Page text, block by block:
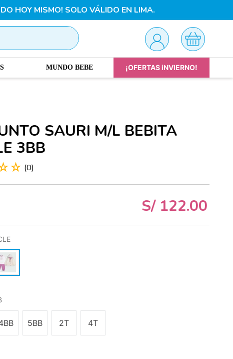
HOY MISMO! SOLO VÁLIDO EN LIMA.
MUNDO BEBE ¡OFERTAS iNVIERNO!
SAURI M/L BEBITA
3BB
☆ (0)
S/ 122.00
5BB 2T 4T